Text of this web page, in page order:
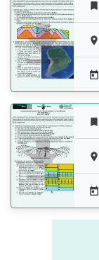







